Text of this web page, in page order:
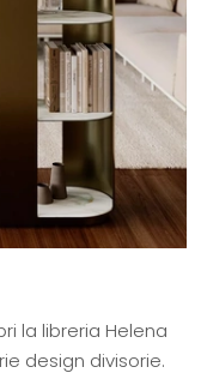
la libreria Helena
design divisorie.